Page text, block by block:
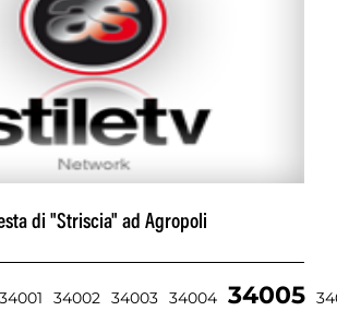
di "Striscia" ad Agropoli
34001 34002 34003 34004 34005